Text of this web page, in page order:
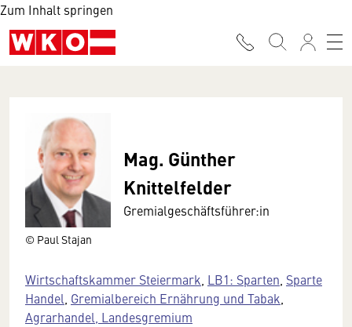
Zum Inhalt springen
© Paul Stajan
Mag. Günther
Knittelfelder
Gremialgeschäftsführer:in
Wirtschaftskammer Steiermark LB1: Sparten Sparte
Handel Gremialbereich Ernährung und Tabak
Agrarhandel, Landesgremium